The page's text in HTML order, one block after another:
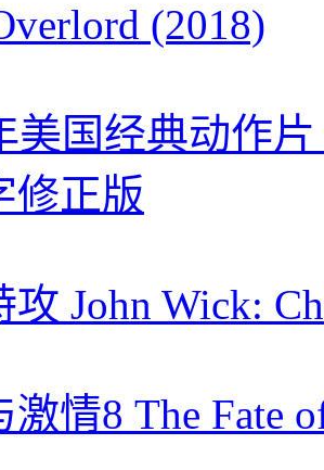
(2018)
美国经典动作
修正版
John Wick:
情8 The Fate